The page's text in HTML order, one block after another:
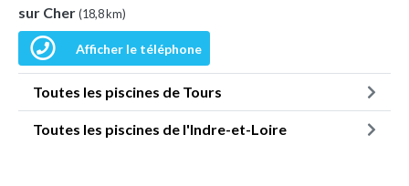
sur Cher(18,8 km)
Afficher le téléphone
Toutes les piscines de Tours
Toutes les piscines de l'Indre-et-Loire